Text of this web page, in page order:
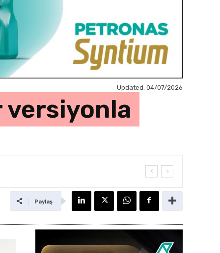
Updated: 04/07/2026
versiyonla
Paylaş